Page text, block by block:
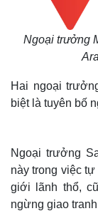
Ngoại trưởng
Hai ngoại
biệt là tuyên bố
Ngoại trưởng
này trong việc
giới lãnh thổ,
ngừng giao